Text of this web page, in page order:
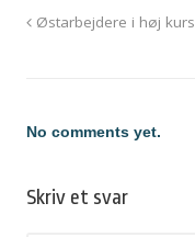
Østarbejdere i høj kurs
No comments yet.
Skriv et svar